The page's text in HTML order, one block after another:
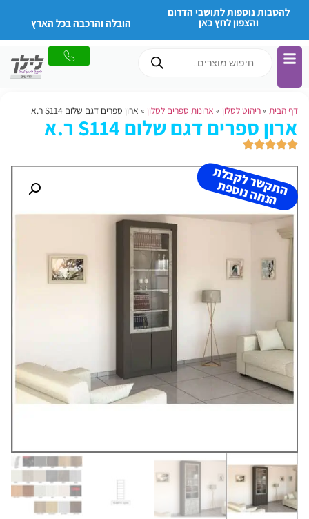
להטבות נוספות לתושבי הדרום
והצפון לחץ כאן הובלה והרכבה בכל הארץ
דף הבית »ריהוט לסלון » ארונות ספרים לסלון » ארון ספרים דגם שלום S114 ר.א
ארון ספרים דגם שלום S114 ר.א
ה
ת
ק
ש
ר
ל
ק
ב
ל
ת
הנ
ח
ה נו
ס
פ
ת